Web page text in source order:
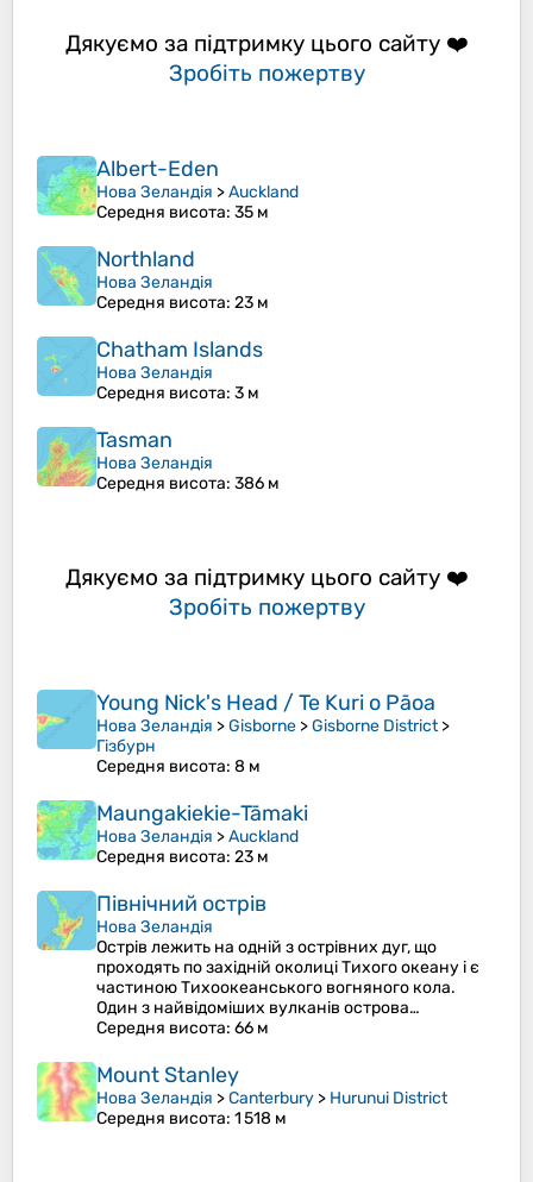
Дякуємо за підтримку цього сайту ❤️
Зробіть пожертву
Albert-Eden
Нова Зеландія >Auckland
Середня висота: 35 м
Northland
Нова Зеландія
Середня висота: 23 м
Chatham Islands
Нова Зеландія
Середня висота: 3 м
Tasman
Нова Зеландія
Середня висота: 386 м
Дякуємо за підтримку цього сайту ❤️
Зробіть пожертву
Young Nick's Head / Te Kuri o Pāoa
Нова Зеландія >Gisborne >Gisborne District>
Гізбурн
Середня висота: 8 м
Maungakiekie-Tāmaki
Нова Зеландія >Auckland
Середня висота: 23 м
Північний острів
Нова Зеландія
Острів лежить на одній з острівних дуг, що
проходять по західній околиці Тихого океану і є
частиною Тихоокеанського вогняного кола.
Один з найвідоміших вулканів острова…
Середня висота: 66 м
Mount Stanley
Нова Зеландія >Canterbury > Hurunui District
Середня висота: 1 518 м